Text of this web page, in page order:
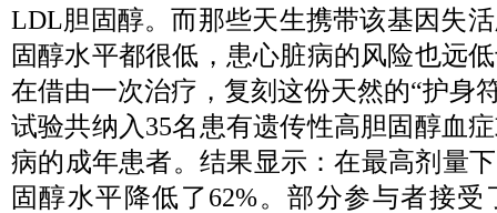
LDL胆固醇。而那些天生携带该基因失
固醇水平都很低，患心脏病的风险也远
在借由一次治疗，复刻这份天然的“护身
试验共纳入35名患有遗传性高胆固醇血
病的成年患者。结果显示：在最高剂量
固醇水平降低了62%。部分参与者接受